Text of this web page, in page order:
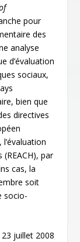
pour
des
analyse
d’évaluation
sociaux,
bien que
directives
par
cas, la
soit
socio-
juillet 2008